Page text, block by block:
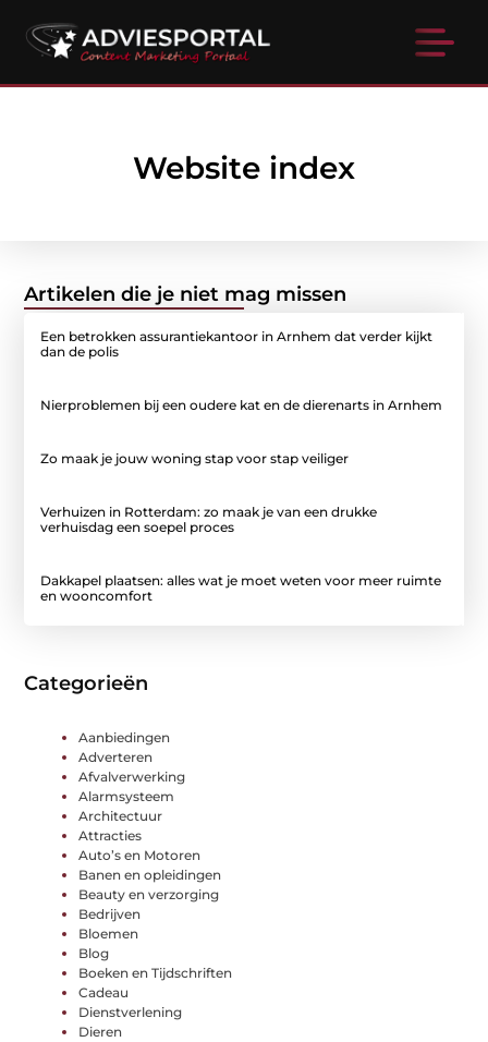
Website index
Categorieën
Aanbiedingen
Adverteren
Afvalverwerking
Alarmsysteem
Architectuur
Attracties
Auto’s en Motoren
Banen en opleidingen
Beauty en verzorging
Bedrijven
Bloemen
Blog
Boeken en Tijdschriften
Cadeau
Dienstverlening
Dieren
Artikelen die je niet mag missen
Een betrokken assurantiekantoor in Arnhem dat verder kijkt
dan de polis
Nierproblemen bij een oudere kat en de dierenarts in Arnhem
Zo maak je jouw woning stap voor stap veiliger
Verhuizen in Rotterdam: zo maak je van een drukke
verhuisdag een soepel proces
Dakkapel plaatsen: alles wat je moet weten voor meer ruimte
en wooncomfort